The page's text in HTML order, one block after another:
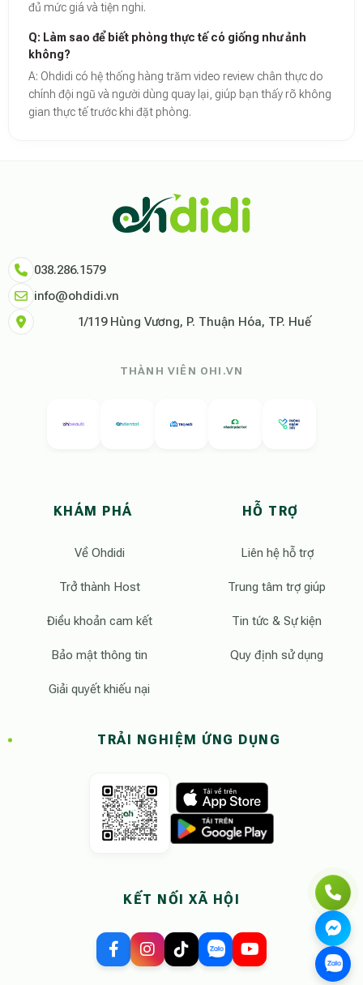
đủ mức giá và tiện nghi.
Q: Làm sao để biết phòng thực tế có giống như ảnh
không?
A: Ohdidi có hệ thống hàng trăm video review chân thực do
chính đội ngũ và người dùng quay lại, giúp bạn thấy rõ không
gian thực tế trước khi đặt phòng.
Ohdidi Facebook Official,
038.286.1579
info@ohdidi.vn
1/119 Hùng Vương, P. Thuận Hóa, TP. Huế
THÀNH VIÊN OHI.VN
KHÁM PHÁ
Về Ohdidi
Trở thành Host
Điều khoản cam kết
Bảo mật thông tin
Giải quyết khiếu nại
HỖ TRỢ
Liên hệ hỗ trợ
Trung tâm trợ giúp
Tin tức & Sự kiện
Quy định sử dụng
TRẢI NGHIỆM ỨNG DỤNG
KẾT NỐI XÃ HỘI